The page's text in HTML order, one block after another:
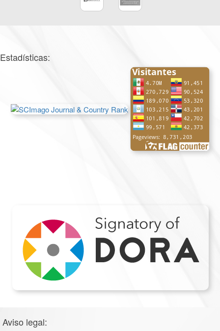
Estadísticas:
Aviso legal: